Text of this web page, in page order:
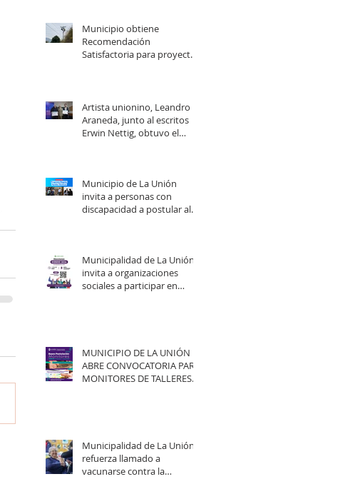
Municipio obtiene
Recomendación
Satisfactoria para proyecto
la comuna.
Artista unionino, Leandro
Araneda, junto al escritos
Erwin Nettig, obtuvo el
Municipio de La Unión
invita a personas con
discapacidad a postular al
Municipalidad de La Unión
invita a organizaciones
sociales a participar en
MUNICIPIO DE LA UNIÓN
ABRE CONVOCATORIA PARA
MONITORES DE TALLERES
Municipalidad de La Unión
refuerza llamado a
vacunarse contra la